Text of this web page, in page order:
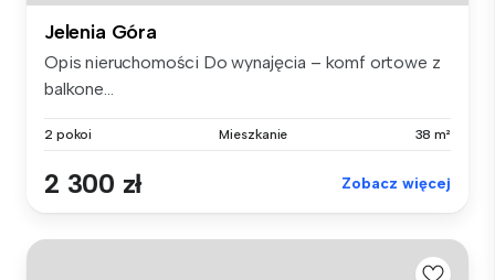
Jelenia Góra
Opis nieruchomości Do wynajęcia – komf ortowe z
balkone...
2 pokoi Mieszkanie 38 m²
2 300 zł Zobacz więcej